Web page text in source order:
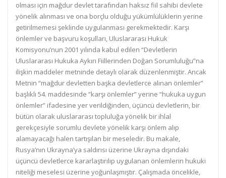
olması için mağdur devlet tarafından haksız fiil sahibi devlete
yönelik alınması ve ona borçlu olduğu yükümlülüklerin yerine
getirilmemesi şeklinde uygulanması gerekmektedir. Karşı
önlemler ve başvuru koşulları, Uluslararası Hukuk
Komisyonu’nun 2001 yılında kabul edilen “Devletlerin
Uluslararası Hukuka Aykırı Fiillerinden Doğan Sorumluluğu”na
ilişkin maddeler metninde detaylı olarak düzenlenmiştir. Ancak
Metnin “mağdur devletten başka devletlerce alınan önlemler”
başlıklı 54. maddesinde “karşı önlemler” yerine “hukuka uygun
önlemler” ifadesine yer verildiğinden, üçüncü devletlerin, bir
bütün olarak uluslararası topluluğa yönelik bir ihlal
gerekçesiyle sorumlu devlete yönelik karşı önlem alıp
alamayacağı halen tartışılan bir meseledir. Bu makale,
Rusya’nın Ukrayna’ya saldırısı üzerine Ukrayna dışındaki
üçüncü devletlerce kararlaştırılıp uygulanan önlemlerin hukuki
niteliği meselesi üzerine yoğunlaşmıştır. Çalışmada öncelikle,